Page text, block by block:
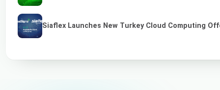
Siaflex Launches New Turkey Cloud Computing